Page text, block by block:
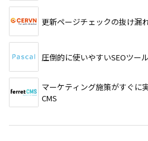
更新ページチェックの抜け漏
圧倒的に使いやすいSEOツール
マーケティング施策がすぐに
CMS